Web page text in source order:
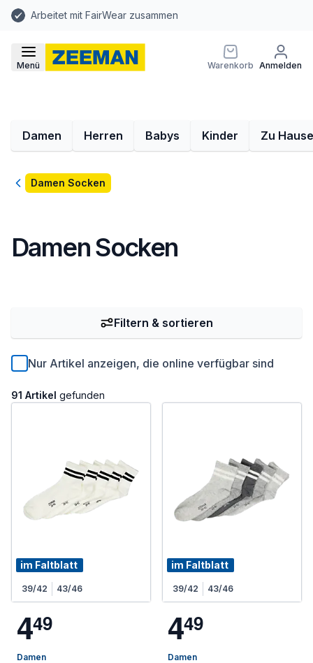
Arbeitet mit FairWear zusammen
Menü Warenkorb Anmelden
Damen Herren Babys Kinder Zu Hause
ZurückDamen Socken
Damen Socken
Nur Artikel anzeigen, die online verfügbar sind
91 Artikel gefunden
Filtern & sortieren
im Faltblatt
39/42 43/46
449
Damen
im Faltblatt
39/42 43/46
449
Damen